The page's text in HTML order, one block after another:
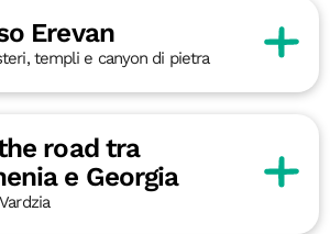
Erevan
templi e canyon di pietra
road tra
e Georgia